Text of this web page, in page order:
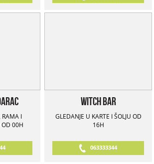
RAMA I
OD 00H
Witch Bar
GLEDANJE U KARTE I ŠOLJU OD
16H
063333344